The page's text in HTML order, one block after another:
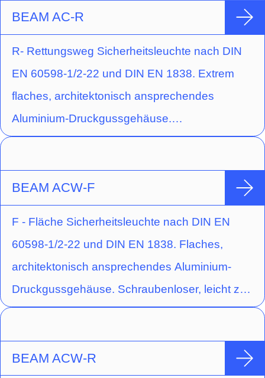
Deckenaufbaumontage mit gegossener
Acryloptik zur Flächenausleuchtung durch
kreisförmige Lichtlenkcharakteristik.
BEAM AC-R
R- Rettungsweg Sicherheitsleuchte nach DIN
EN 60598-1/2-22 und DIN EN 1838. Extrem
flaches, architektonisch ansprechendes
Aluminium-Druckgussgehäuse.
Schraubenloser, leicht zu handhabender
Deckenaufbaumontage mit gegossener
Acryloptik zur Fluchtwegausleuchtung durch
BEAM ACW-F
F - Fläche Sicherheitsleuchte nach DIN EN
60598-1/2-22 und DIN EN 1838. Flaches,
architektonisch ansprechendes Aluminium-
Druckgussgehäuse. Schraubenloser, leicht zu
handhabender Verschlussmechanismus.
Acryloptik zur Ausleuchtung von Fluchtwegen
BEAM ACW-R